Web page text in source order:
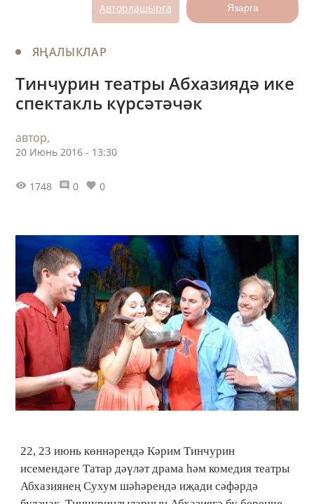
Авторлашырга Язарга
ЯҢАЛЫКЛАР
Тинчурин театры Абхазиядә ике
спектакль күрсәтәчәк
автор,
20 Июнь 2016 - 13:30
1748 0 0
22, 23 июнь көннәрендә Кәрим Тинчурин
исемендәге Татар дәүләт драма һәм комедия театры
Абхазиянең Сухум шәһәрендә иҗади сәфәрдә